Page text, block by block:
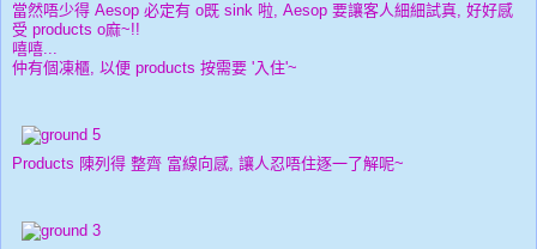
當然唔少得 Aesop 必定有 o既 sink 啦, Aesop 要讓客人細細試真, 好好感
受 products o麻~!!
嘻嘻...
仲有個凍櫃, 以便 products 按需要 '入住'~
Products 陳列得 整齊 富線向感, 讓人忍唔住逐一了解呢~